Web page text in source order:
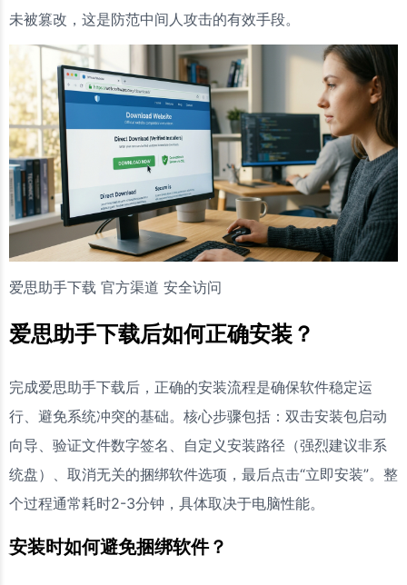
未被篡改，这是防范中间人攻击的有效手段。
爱思助手下载 官方渠道 安全访问
爱思助手下载后如何正确安装？
完成爱思助手下载后，正确的安装流程是确保软件稳定运
行、避免系统冲突的基础。核心步骤包括：双击安装包启动
向导、验证文件数字签名、自定义安装路径（强烈建议非系
统盘）、取消无关的捆绑软件选项，最后点击“立即安装”。整
个过程通常耗时2-3分钟，具体取决于电脑性能。
安装时如何避免捆绑软件？